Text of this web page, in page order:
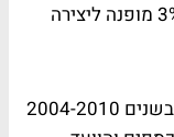
הרשות פועלת ללא תקציב מאושר, רק 3% מופנה ליצירה
סוגיה בוערת יותר היא התנהלות הרשות בשנים 2004-2010